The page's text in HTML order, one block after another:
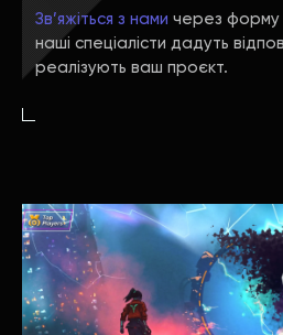
Зв’яжіться з нами через форму
наші спеціалісти дадуть
реалізують ваш проєкт.